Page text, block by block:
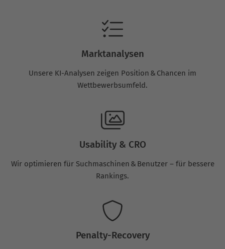
Marktanalysen
Unsere KI-Analysen zeigen Position & Chancen im
Wettbewerbsumfeld.
Usability & CRO
Wir optimieren für Suchmaschinen & Benutzer – für bessere
Rankings.
Penalty-Recovery